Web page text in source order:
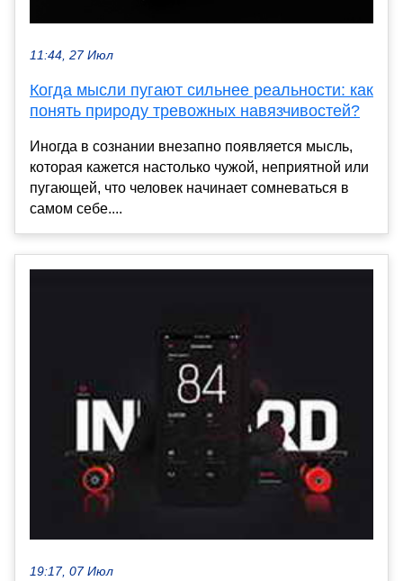
11:44, 27 Июл
Когда мысли пугают сильнее реальности: как
понять природу тревожных навязчивостей?
Иногда в сознании внезапно появляется мысль,
которая кажется настолько чужой, неприятной или
пугающей, что человек начинает сомневаться в
самом себе....
19:17, 07 Июл